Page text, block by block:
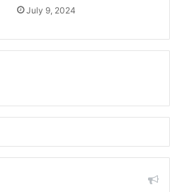
July 9, 2024